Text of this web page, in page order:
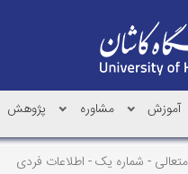
آموزش مشاوره پژوهش
متعالی - شماره یک - اطلاعات فردی